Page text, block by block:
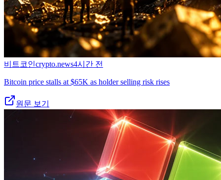
비트코인crypto.news4시간 전
Bitcoin price stalls at $65K as holder selling risk rises
원문 보기